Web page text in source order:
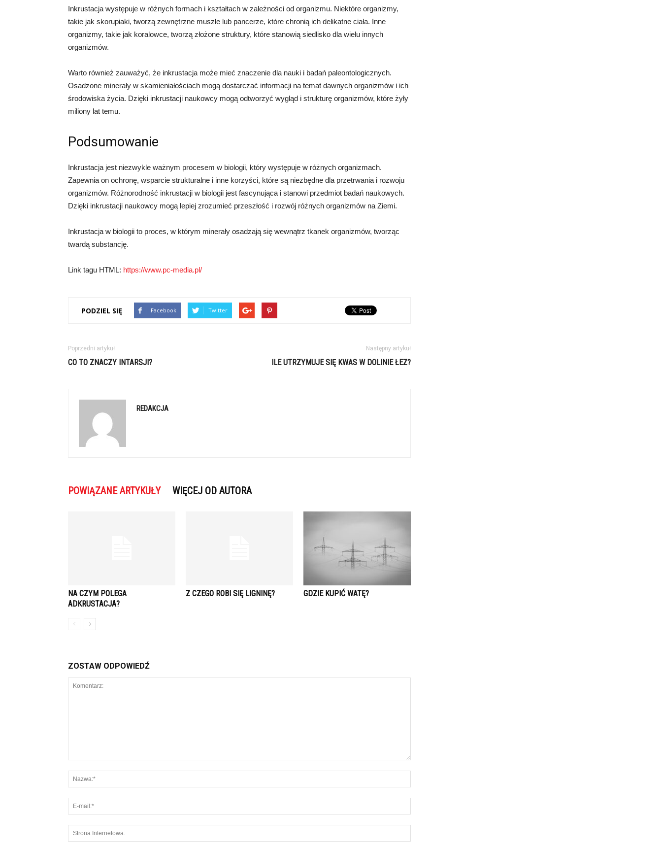
Inkrustacja występuje w różnych formach i kształtach w zależności od organizmu. Niektóre organizmy,
takie jak skorupiaki, tworzą zewnętrzne muszle lub pancerze, które chronią ich delikatne ciała. Inne
organizmy, takie jak koralowce, tworzą złożone struktury, które stanowią siedlisko dla wielu innych
organizmów.
Warto również zauważyć, że inkrustacja może mieć znaczenie dla nauki i badań paleontologicznych.
Osadzone minerały w skamieniałościach mogą dostarczać informacji na temat dawnych organizmów i ich
środowiska życia. Dzięki inkrustacji naukowcy mogą odtworzyć wygląd i strukturę organizmów, które żyły
miliony lat temu.
Podsumowanie
Inkrustacja jest niezwykle ważnym procesem w biologii, który występuje w różnych organizmach.
Zapewnia on ochronę, wsparcie strukturalne i inne korzyści, które są niezbędne dla przetrwania i rozwoju
organizmów. Różnorodność inkrustacji w biologii jest fascynująca i stanowi przedmiot badań naukowych.
Dzięki inkrustacji naukowcy mogą lepiej zrozumieć przeszłość i rozwój różnych organizmów na Ziemi.
Inkrustacja w biologii to proces, w którym minerały osadzają się wewnątrz tkanek organizmów, tworząc
twardą substancję.
Link tagu HTML: https://www.pc-media.pl/
PODZIEL SIĘ Facebook Twitter
Poprzedni artykuł
CO TO ZNACZY INTARSJI?
Następny artykuł
ILE UTRZYMUJE SIĘ KWAS W DOLINIE ŁEZ?
REDAKCJA
POWIĄZANE ARTYKUŁY WIĘCEJ OD AUTORA
NA CZYM POLEGA
ADKRUSTACJA?
Z CZEGO ROBI SIĘ LIGNINĘ? GDZIE KUPIĆ WATĘ?
ZOSTAW ODPOWIEDŹ